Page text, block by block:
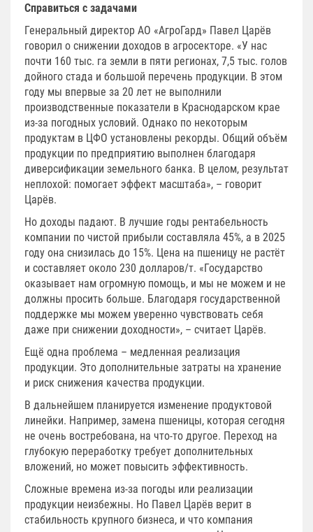
Справиться с задачами
Генеральный директор АО «АгроГард» Павел Царёв
говорил о снижении доходов в агросекторе. «У нас
почти 160 тыс. га земли в пяти регионах, 7,5 тыс. голов
дойного стада и большой перечень продукции. В этом
году мы впервые за 20 лет не выполнили
производственные показатели в Краснодарском крае
из-за погодных условий. Однако по некоторым
продуктам в ЦФО установлены рекорды. Общий объём
продукции по предприятию выполнен благодаря
диверсификации земельного банка. В целом, результат
неплохой: помогает эффект масштаба», – говорит
Царёв.
Но доходы падают. В лучшие годы рентабельность
компании по чистой прибыли составляла 45%, а в 2025
году она снизилась до 15%. Цена на пшеницу не растёт
и составляет около 230 долларов/т. «Государство
оказывает нам огромную помощь, и мы не можем и не
должны просить больше. Благодаря государственной
поддержке мы можем уверенно чувствовать себя
даже при снижении доходности», – считает Царёв.
Ещё одна проблема – медленная реализация
продукции. Это дополнительные затраты на хранение
и риск снижения качества продукции.
В дальнейшем планируется изменение продуктовой
линейки. Например, замена пшеницы, которая сегодня
не очень востребована, на что-то другое. Переход на
глубокую переработку требует дополнительных
вложений, но может повысить эффективность.
Сложные времена из-за погоды или реализации
продукции неизбежны. Но Павел Царёв верит в
стабильность крупного бизнеса, и что компания